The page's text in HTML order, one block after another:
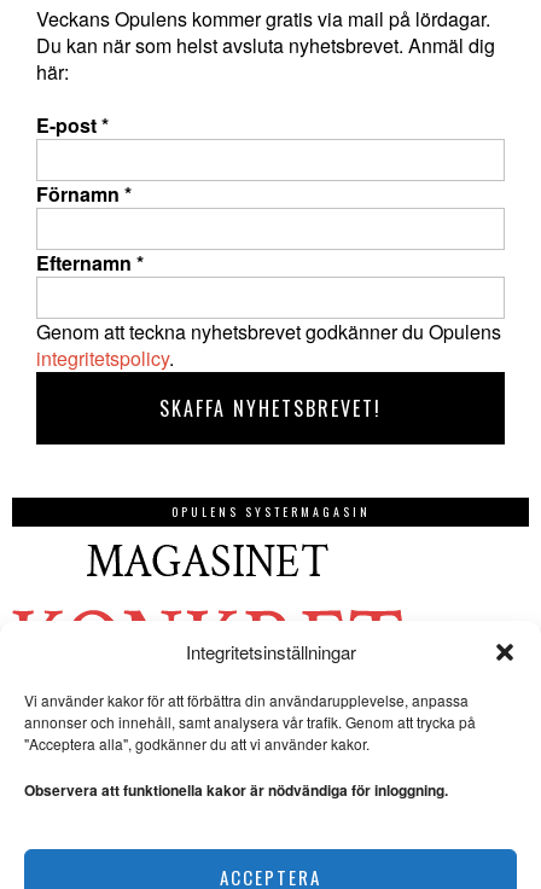
Integritetsinställningar
Vi använder kakor för att förbättra din användarupplevelse, anpassa
annonser och innehåll, samt analysera vår trafik. Genom att trycka på
"Acceptera alla", godkänner du att vi använder kakor.
Observera att funktionella kakor är nödvändiga för inloggning.
ACCEPTERA
Veckans Opulens kommer gratis via mail på lördagar.
Du kan när som helst avsluta nyhetsbrevet. Anmäl dig
här:
E-post*
Förnamn *
Efternamn *
Genom att teckna nyhetsbrevet godkänner du Opulens
integritetspolicy.
OPULENS SYSTERMAGASIN